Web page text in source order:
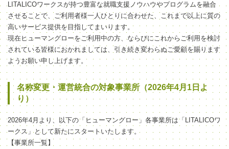
LITALICOワークスが持つ豊富な就職支援ノウハウやプログラムを融合
させることで、ご利用者様一人ひとりに合わせた、これまで以上に質の
高いサービス提供を目指してまいります。
現在ヒューマングローをご利用中の方、ならびにこれからご利用を検討
されている皆様におかれましては、引き続き変わらぬご愛顧を賜ります
ようお願い申し上げます。
名称変更・運営統合の対象事業所（2026年4月1日よ
り）
2026年4月より、以下の「ヒューマングロー」各事業所は「LITALICOワ
ークス」として新たにスタートいたします。
【事業所一覧】